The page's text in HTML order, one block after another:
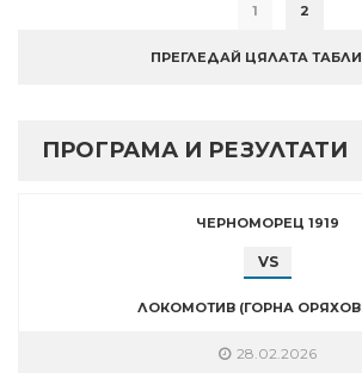
1 2
ПРЕГЛЕДАЙ ЦЯЛАТА
ПРОГРАМА И РЕЗУЛТАТИ
ЧЕРНОМОРЕЦ 1919
VS
ЛОКОМОТИВ (ГОРНА
28.02.2026